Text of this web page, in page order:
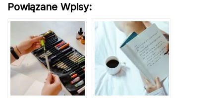
Powiązane Wpisy: